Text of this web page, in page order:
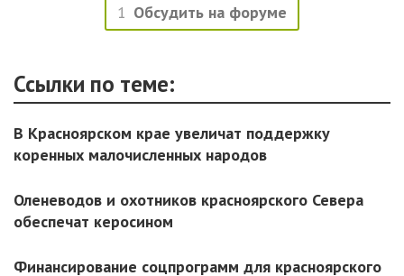
1 Обсудить на форуме
Ссылки по теме:
В Красноярском крае увеличат поддержку
коренных малочисленных народов
Оленеводов и охотников красноярского Севера
обеспечат керосином
Финансирование соцпрограмм для красноярского